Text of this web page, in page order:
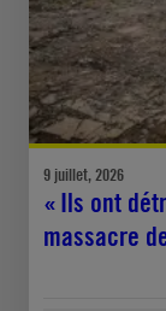
9 juillet, 2026
« Ils ont
massacre